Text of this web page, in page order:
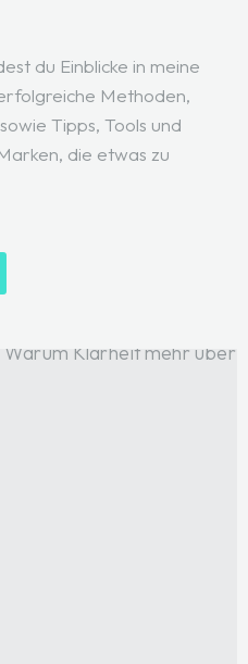
du Einblicke in meine
Methoden,
Tipps, Tools und
die etwas zu